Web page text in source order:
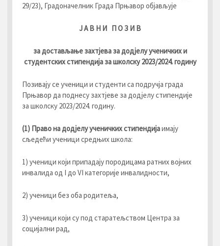
29/23), Градоначелник Града Прњавор објављује
ЈА В Н И ПОЗ И В
за достављање захтјева за додјелу ученичких и
студентских стипендија за школску 2023/2024. годину
Позивају се ученици и студенти са подручја града
Прњавор да поднесу захтјеве за додјелу стипендије
за школску 2023/2024. годину.
(1) Право на додјелу ученичких стипендијаимају
сљедећи ученици средњих школа:
1) ученици који припадају породицама ратних војних
инвалида од I до VI категорије инвалидности,
2) ученици без оба родитеља,
3) ученици који су под старатељством Центра за
социјални рад,